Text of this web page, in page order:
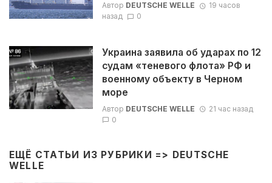
Автор DEUTSCHE WELLE
19 часов
назад
0
Украина заявила об ударах по 12
судам «теневого флота» РФ и
военному объекту в Черном
море
Автор DEUTSCHE WELLE
21 час назад
0
ЕЩЁ СТАТЬИ ИЗ РУБРИКИ => DEUTSCHE
WELLE